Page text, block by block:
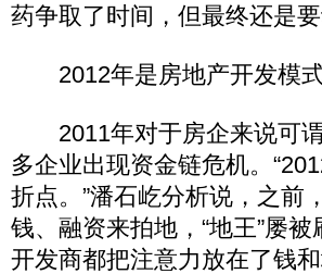
药争取了时间，但最终还是
2012年是房地产开发模
2011年对于房企来说可谓
多企业出现资金链危机。
折点。”潘石屹分析说，之前
钱、融资来拍地，“地王”屡
开发商都把注意力放在了钱